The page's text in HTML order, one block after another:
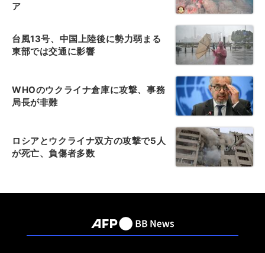
ア
台風13号、中国上陸後に勢力弱まる
東部では交通に影響
WHOのウクライナ倉庫に攻撃、事務
局長が非難
ロシアとウクライナ双方の攻撃で5人
が死亡、負傷者多数